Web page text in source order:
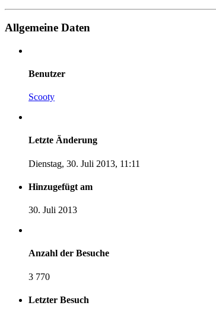
Allgemeine Daten
Benutzer
Scooty
Letzte Änderung
Dienstag, 30. Juli 2013, 11:11
Hinzugefügt am
30. Juli 2013
Anzahl der Besuche
3 770
Letzter Besuch